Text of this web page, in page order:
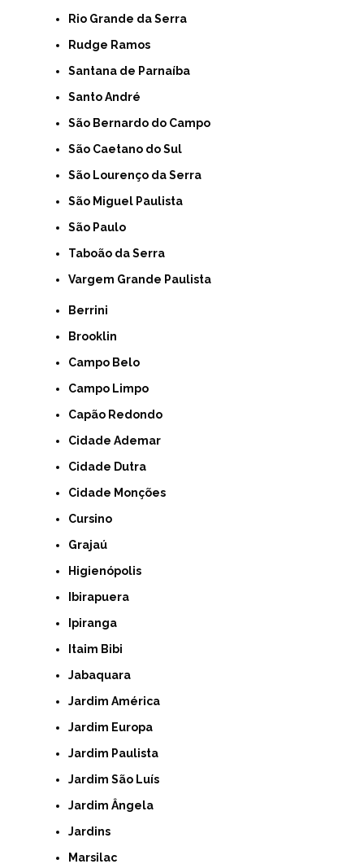
Rio Grande da Serra
Rudge Ramos
Santana de Parnaíba
Santo André
São Bernardo do Campo
São Caetano do Sul
São Lourenço da Serra
São Miguel Paulista
São Paulo
Taboão da Serra
Vargem Grande Paulista
Berrini
Brooklin
Campo Belo
Campo Limpo
Capão Redondo
Cidade Ademar
Cidade Dutra
Cidade Monções
Cursino
Grajaú
Higienópolis
Ibirapuera
Ipiranga
Itaim Bibi
Jabaquara
Jardim América
Jardim Europa
Jardim Paulista
Jardim São Luís
Jardim Ângela
Jardins
Marsilac